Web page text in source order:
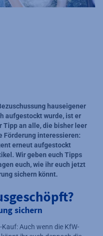
hauseigener
aufgestockt wurde, ist er
Tipp an alle, die bisher leer
Förderung interessieren:
erneut aufgestockt
Wir geben euch Tipps
euch, wie ihr euch jetzt
sichern könnt.
sichern
Auch wenn die KfW-